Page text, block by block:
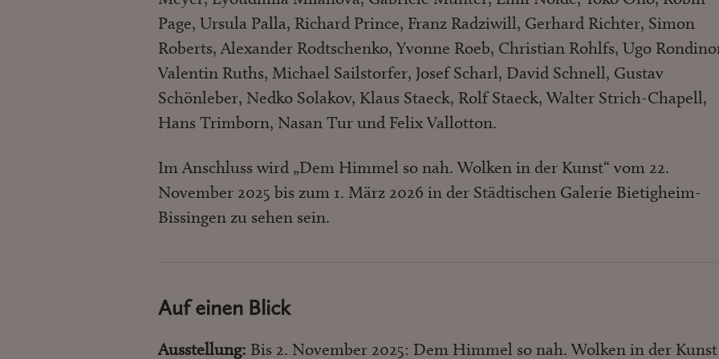
Page, Ursula Palla, Richard Prince, Franz Radziwill, Gerhard Richter, Simon
Roberts, Alexander Rodtschenko, Yvonne Roeb, Christian Rohlfs, Ugo
Valentin Ruths, Michael Sailstorfer, Josef Scharl, David Schnell, Gustav
Schönleber, Nedko Solakov, Klaus Staeck, Rolf Staeck, Walter Strich-Chapell,
Hans Trimborn, Nasan Tur und Felix Vallotton.
Im Anschluss wird „Dem Himmel so nah. Wolken in der Kunst“ vom 22.
November 2025 bis zum 1. März 2026 in der Städtischen Galerie Bietigheim-
Bissingen zu sehen sein.
Auf einen Blick
Ausstellung: Bis 2. November 2025: Dem Himmel so nah. Wolken in der Kunst